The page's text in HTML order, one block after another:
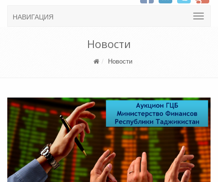
НАВИГАЦИЯ
Новости
Новости